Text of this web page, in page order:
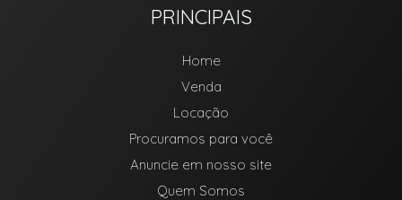
PRINCIPAIS
Home
Venda
Locação
Procuramos para você
Anuncie em nosso site
Quem Somos